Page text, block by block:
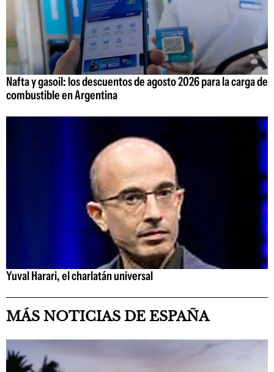
Nafta y gasoil: los descuentos de agosto 2026 para la carga de
combustible en Argentina
Yuval Harari, el charlatán universal
MÁS NOTICIAS DE ESPAÑA